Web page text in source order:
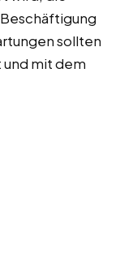
sollten
mit dem